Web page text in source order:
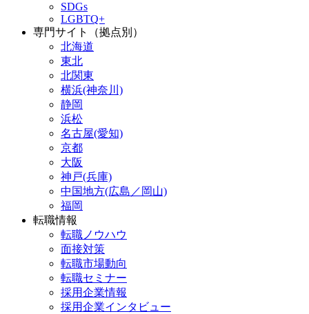
SDGs
LGBTQ+
専門サイト（拠点別）
北海道
東北
北関東
横浜(神奈川)
静岡
浜松
名古屋(愛知)
京都
大阪
神戸(兵庫)
中国地方(広島／岡山)
福岡
転職情報
転職ノウハウ
面接対策
転職市場動向
転職セミナー
採用企業情報
採用企業インタビュー